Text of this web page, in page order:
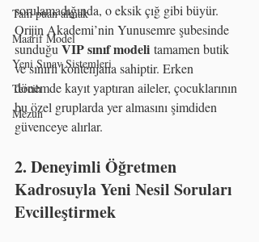
Tam puan almak
Maarif Model
Yeni Sınav Sistemleri
Tercih
Mezun
sorulamadığında, o eksik çığ gibi büyür.
Orijin Akademi’nin Yunusemre şubesinde
sunduğu VIP sınıf modeli tamamen butik
ve sınırlı kontenjana sahiptir. Erken
dönemde kayıt yaptıran aileler, çocuklarının
bu özel gruplarda yer almasını şimdiden
güvenceye alırlar.
2. Deneyimli Öğretmen
Kadrosuyla Yeni Nesil Soruları
Evcilleştirmek